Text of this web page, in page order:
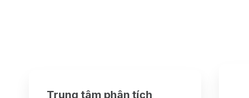
Trung tâm phân tích